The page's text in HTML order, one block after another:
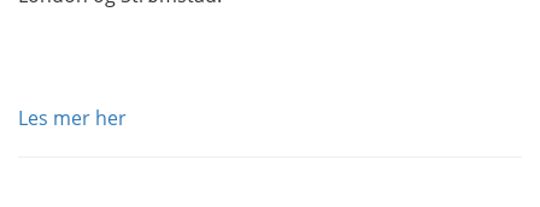
Les mer her